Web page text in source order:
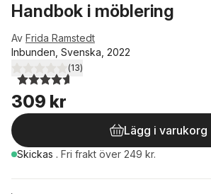
Handbok i möblering
Av Frida Ramstedt
Inbunden, Svenska, 2022
4,6utav 5 stjärnor. Totalt antal röster:
(13)
309 kr
Lägg i varukorg
Skickas . Fri frakt över 249 kr.